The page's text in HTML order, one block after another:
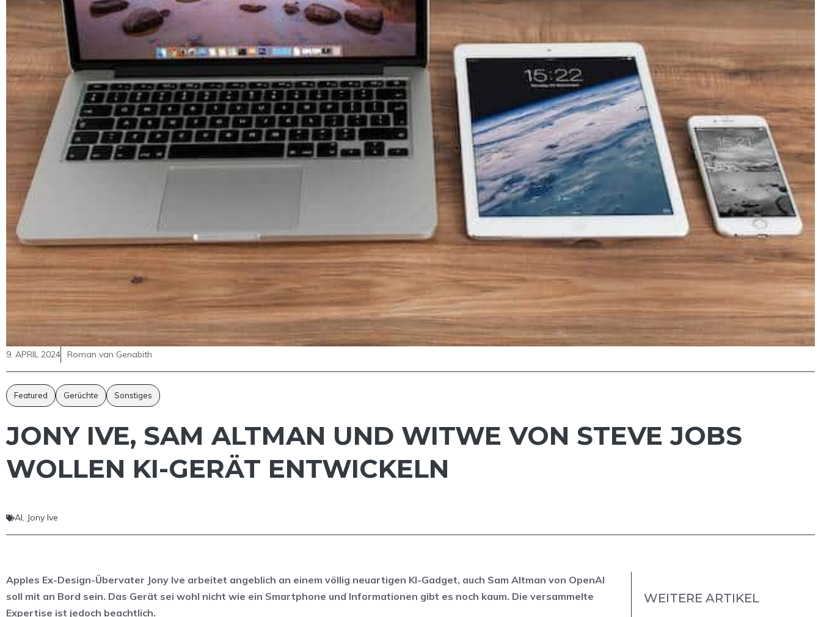
9. APRIL 2024 Roman van Genabith
Featured Gerüchte Sonstiges
JONY IVE, SAM ALTMAN UND WITWE VON STEVE JOBS
WOLLEN KI-GERÄT ENTWICKELN
AI, Jony Ive
Apples Ex-Design-Übervater Jony Ive arbeitet angeblich an einem völlig neuartigen KI-Gadget, auch Sam Altman von OpenAI
soll mit an Bord sein. Das Gerät sei wohl nicht wie ein Smartphone und Informationen gibt es noch kaum. Die versammelte
Expertise ist jedoch beachtlich.
WEITERE ARTIKEL